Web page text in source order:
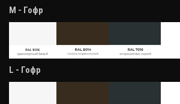
М - Гофр
L - Гофр